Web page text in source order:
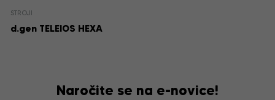
STROJI
d.gen TELEIOS HEXA
Naročite se na e-novice!